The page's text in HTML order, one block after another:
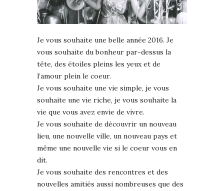
Je vous souhaite une belle année 2016. Je
vous souhaite du bonheur par-dessus la
tête, des étoiles pleins les yeux et de
l’amour plein le coeur.
Je vous souhaite une vie simple, je vous
souhaite une vie riche, je vous souhaite la
vie que vous avez envie de vivre.
Je vous souhaite de découvrir un nouveau
lieu, une nouvelle ville, un nouveau pays et
même une nouvelle vie si le coeur vous en
dit.
Je vous souhaite des rencontres et des
nouvelles amitiés aussi nombreuses que des